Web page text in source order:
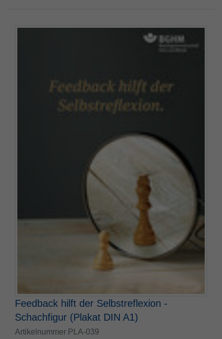
Feedback hilft der Selbstreflexion -
Schachfigur (Plakat DIN A1)
Artikelnummer PLA-039